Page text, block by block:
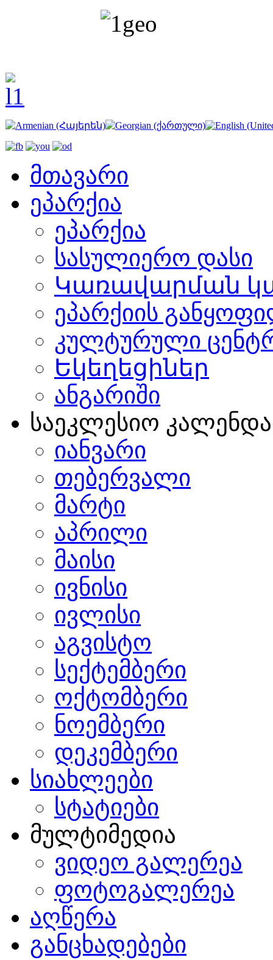
მთავარი
ეპარქია
ეპარქია
სასულიერო დასი
Կառավարման
ეპარქიის
კულტურული
Եկեղեցիներ
ანგარიში
საეკლესიო
იანვარი
თებერვალი
მარტი
აპრილი
მაისი
ივნისი
ივლისი
აგვისტო
სექტემბერი
ოქტომბერი
ნოემბერი
დეკემბერი
სიახლეები
სტატიები
მულტიმედია
ვიდეო გალერეა
ფოტოგალერეა
აღწერა
განცხადებები